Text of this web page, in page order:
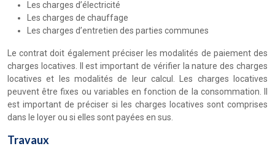
Les charges d’électricité
Les charges de chauffage
Les charges d’entretien des parties communes
Le contrat doit également préciser les modalités de paiement des
charges locatives. Il est important de vérifier la nature des charges
locatives et les modalités de leur calcul. Les charges locatives
peuvent être fixes ou variables en fonction de la consommation. Il
est important de préciser si les charges locatives sont comprises
dans le loyer ou si elles sont payées en sus.
Travaux